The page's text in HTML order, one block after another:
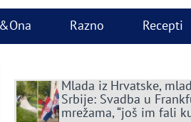
Razno Recepti
Mlada iz Hrvatske,
Srbije: Svadba u
mrežama, “još im fali